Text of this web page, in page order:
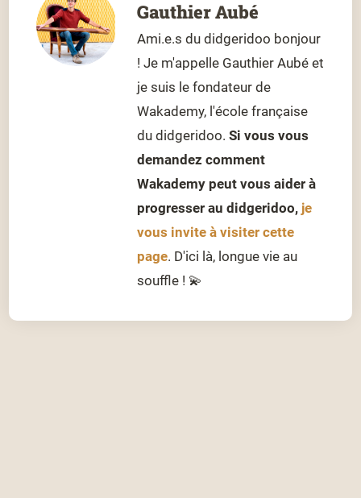
Gauthier Aubé
Ami.e.s du didgeridoo bonjour
! Je m'appelle Gauthier Aubé et
je suis le fondateur de
Wakademy, l'école française
du didgeridoo.Si vous vous
demandez comment
Wakademy peut vous aider à
progresser au didgeridoo, je
vous invite à visiter cette
page. D'ici là, longue vie au
souffle ! 💫